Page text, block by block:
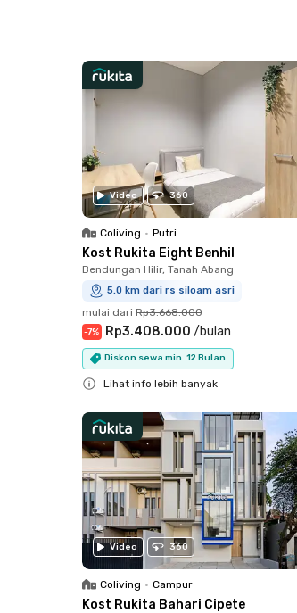
Video 360
Coliving • Putri
Kost Rukita Eight Benhil
Bendungan Hilir, Tanah Abang
5.0 km dari rs siloam asri
mulai dari Rp3.668.000
-7% Rp3.408.000 /bulan
Diskon sewa min. 12 Bulan
Lihat info lebih banyak
Video 360
Coliving • Campur
Kost Rukita Bahari Cipete